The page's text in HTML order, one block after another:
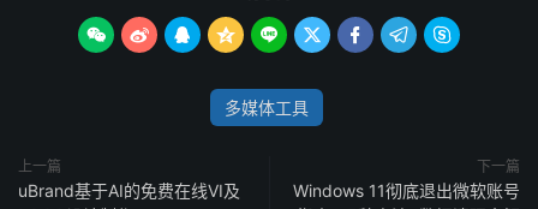
        
多媒体工具
上一篇
uBrand基于AI的免费在线VI及
下一篇
Windows 11彻底退出微软账号